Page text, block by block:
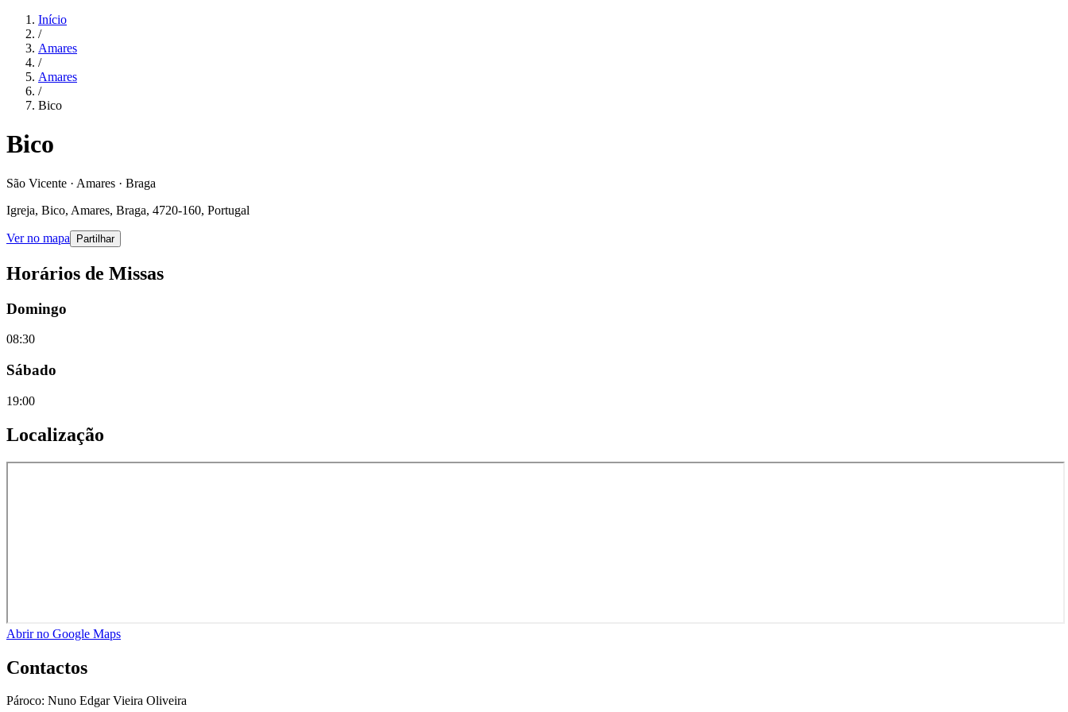
Início
/
Amares
/
Amares
/
Bico
Bico
São Vicente · Amares · Braga
Igreja, Bico, Amares, Braga, 4720-160, Portugal
Ver no mapa Partilhar
Horários de Missas
Domingo
08:30
Sábado
19:00
Localização
Abrir no Google Maps
Contactos
Pároco: Nuno Edgar Vieira Oliveira